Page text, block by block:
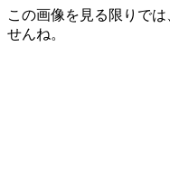
この画像を見る限りで
せんね。